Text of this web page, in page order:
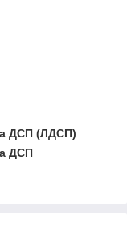
ДСП (ЛДСП)
ДСП